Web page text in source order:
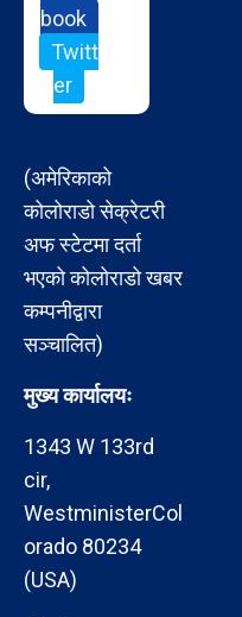
book
Twitt
er
(अमेरिकाको
कोलोराडो सेक्रेटरी
अफ स्टेटमा दर्ता
भएको कोलोराडो खबर
कम्पनीद्वारा
सञ्चालित)
मुख्य कार्यालयः
1343 W 133rd
cir,
WestministerCol
orado 80234
(USA)